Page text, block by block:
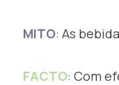
MITO: As
FACTO: Com